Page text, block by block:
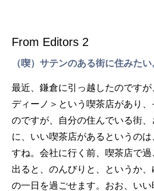
From Editors 2
（喫）サテンのある街に住みたい
最近、鎌倉に引っ越したのです
ディーノ＞という喫茶店があり
のですが、自分の住んでいる街、
に、いい喫茶店があるというの
すね。会社に行く前、喫茶店で
出ると、のんびりと、というか
の一日を過ごせます。おお、い